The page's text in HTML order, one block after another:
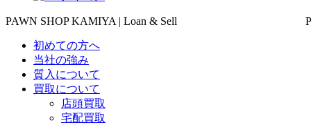
PAWN SHOP KAMIYA | Loan & Sell
初めての方へ
当社の強み
質入について
買取について
店頭買取
宅配買取